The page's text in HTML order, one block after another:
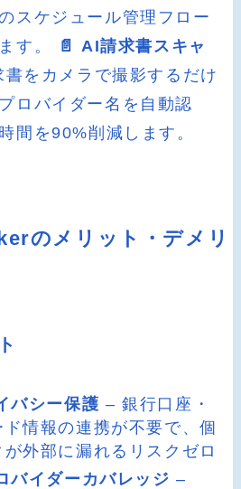
スケジュール管理フロー
す。
📄 AI請求書スキャ
をカメラで撮影するだけ
ロバイダー名を自動認
間を90%削減します。
のメリット・デメリ
バシー保護 – 銀行口座・
情報の連携が不要で、個
外部に漏れるリスクゼロ
バイダーカバレッジ –